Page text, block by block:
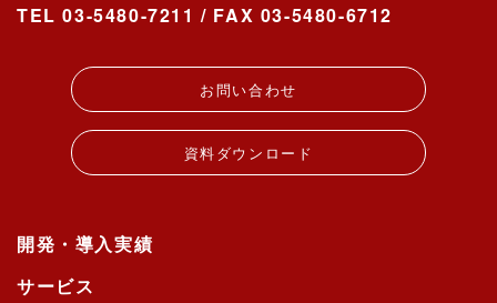
TEL 03-5480-7211 / FAX 03-5480-6712
お問い合わせ
資料ダウンロード
開発・導入実績
サービス